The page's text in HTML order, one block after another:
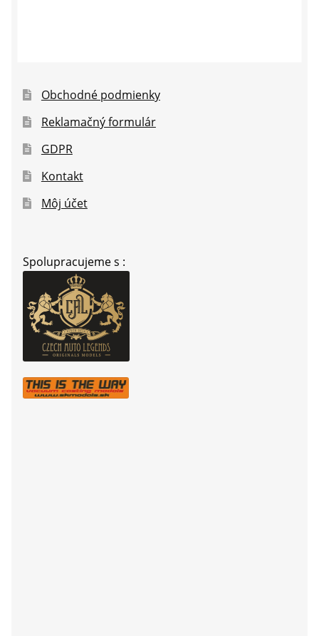
Obchodné podmienky
Reklamačný formulár
GDPR
Kontakt
Môj účet
Spolupracujeme s :